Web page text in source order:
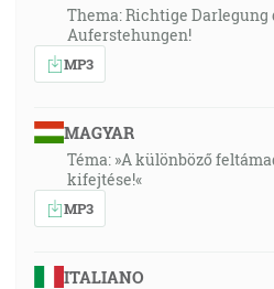
Thema: Richtige
Auferstehungen!
MP3
MAGYAR
Téma: »A különböző
kifejtése!«
MP3
ITALIANO